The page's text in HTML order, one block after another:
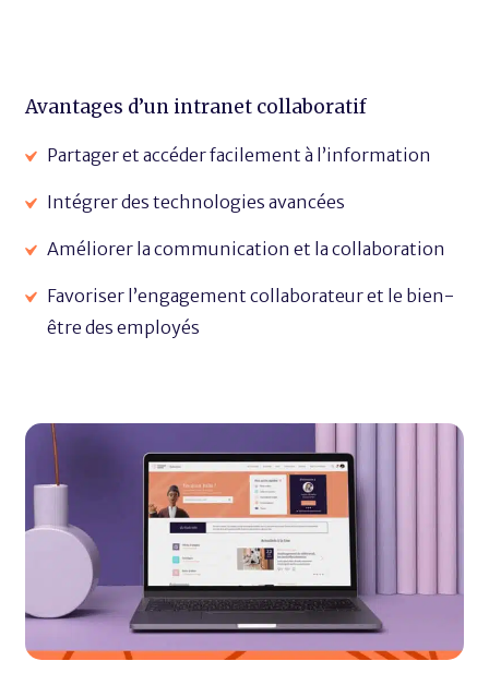
Avantages d’un intranet collaboratif
Partager et accéder facilement à l’information
Intégrer des technologies avancées
Améliorer la communication et la collaboration
Favoriser l’engagement collaborateur et le bien-
être des employés